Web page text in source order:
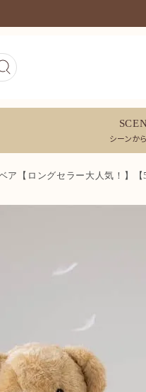
シーンか
ア【ロングセラー大人気！】